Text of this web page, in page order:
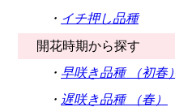
・ イチ押し品種
開花時期から探す
・ 早咲き品種 （初春）
・ 遅咲き品種 （春）